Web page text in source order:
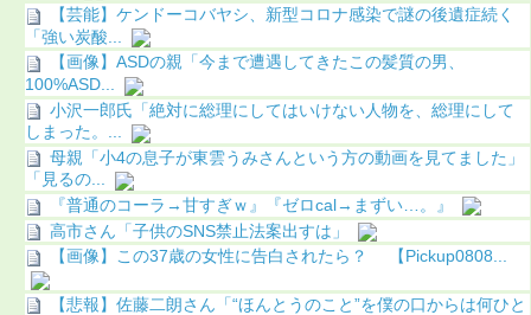
【芸能】ケンドーコバヤシ、新型コロナ感染で謎の後遺症続く
「強い炭酸...
【画像】ASDの親「今まで遭遇してきたこの髪質の男、
100%ASD...
小沢一郎氏「絶対に総理にしてはいけない人物を、総理にして
しまった。...
母親「小4の息子が東雲うみさんという方の動画を見てました」
「見るの...
『普通のコーラ→甘すぎｗ』『ゼロcal→まずい…。』
高市さん「子供のSNS禁止法案出すは」
【画像】この37歳の女性に告白されたら？ 【Pickup0808...
【悲報】佐藤二朗さん「“ほんとうのこと”を僕の口からは何ひと